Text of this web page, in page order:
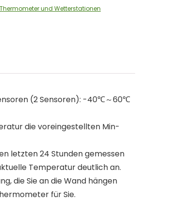
Thermometer und Wetterstationen
(2 Sensoren): -40℃～60℃
die voreingestellten Min-
letzten 24 Stunden gemessen
Temperatur deutlich an.
die Sie an die Wand hängen
für Sie.